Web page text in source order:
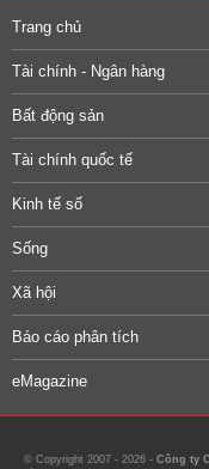
Trang chủ
Tài chính - Ngân hàng
Bất động sản
Tài chính quốc tế
Kinh tế số
Sống
Xã hội
Báo cáo phân tích
eMagazine
© Copyright 2007 - 2026 - Công ty